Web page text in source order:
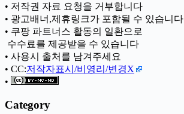
• 저작권 자료 요청을 거부합니다
• 광고배너,제휴링크가 포함될 수 있습니다
• 쿠팡 파트너스 활동의 일환으로
ㅤ 수수료를 제공받을 수 있습니다
• 사용시 출처를 남겨주세요
• CC:저작자표시/비영리/변경X
•
Category